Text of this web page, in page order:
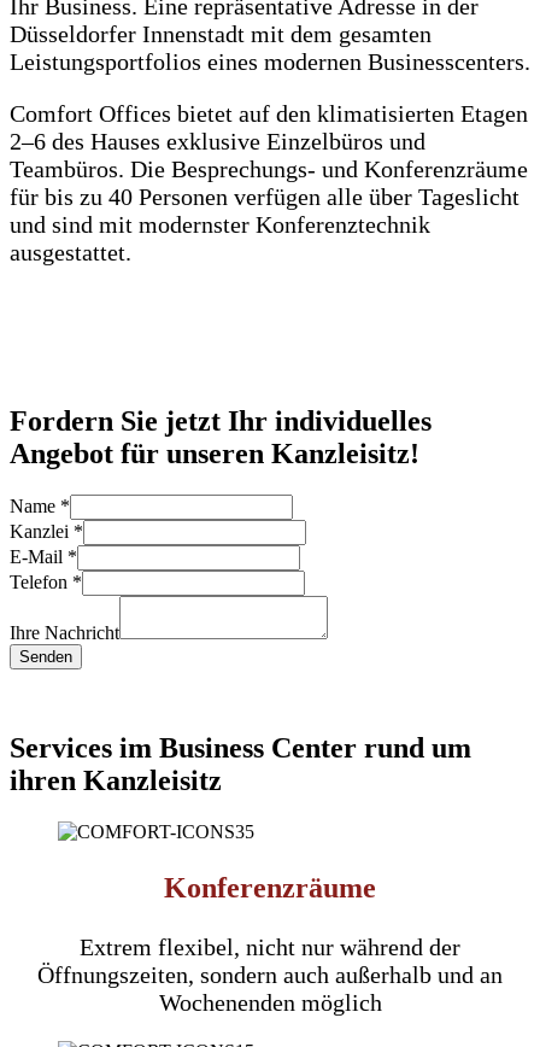
Ihr Business. Eine repräsentative Adresse in der
Düsseldorfer Innenstadt mit dem gesamten
Leistungsportfolios eines modernen Businesscenters.
Comfort Offices bietet auf den klimatisierten Etagen
2–6 des Hauses exklusive Einzelbüros und
Teambüros. Die Besprechungs- und Konferenzräume
für bis zu 40 Personen verfügen alle über Tageslicht
und sind mit modernster Konferenztechnik
ausgestattet.
Fordern Sie jetzt Ihr individuelles
Angebot für unseren Kanzleisitz!
Name *
Kanzlei *
E-Mail *
Telefon *
Ihre Nachricht
Senden
Services im Business Center rund um
ihren Kanzleisitz
Konferenzräume
Extrem flexibel, nicht nur während der
Öffnungszeiten, sondern auch außerhalb und an
Wochenenden möglich